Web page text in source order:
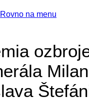
Rovno na menu